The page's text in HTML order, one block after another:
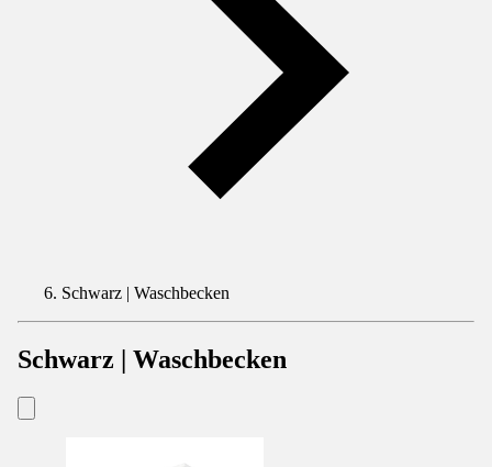
Schwarz | Waschbecken
Schwarz | Waschbecken